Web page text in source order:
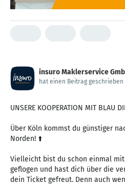
insuro Maklerservice
hat einen Beitrag geschrieben
UNSERE KOOPERATION MIT BLAU
Über Köln kommst du günstiger
Norden! ⬆️
Vielleicht bist du schon einmal
geflogen und hast dich über die
dein Ticket gefreut. Denn auch